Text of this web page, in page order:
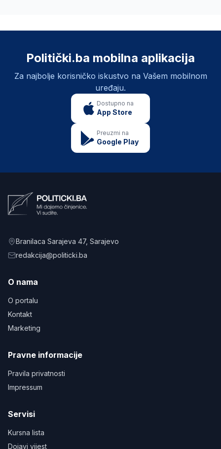
Politički.ba mobilna aplikacija
Za najbolje korisničko iskustvo na Vašem mobilnom
uređaju.
Dostupno na
App Store
Preuzmi na
Google Play
Branilaca Sarajeva 47, Sarajevo
redakcija@politicki.ba
O nama
O portalu
Kontakt
Marketing
Pravne informacije
Pravila privatnosti
Impressum
Servisi
Kursna lista
Dojavi vijest